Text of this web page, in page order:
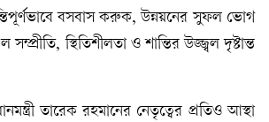
বসবাস করুক, উন্নয়নের সুফল ভোগ
স্থিতিশীলতা ও শান্তির উজ্জ্বল দৃষ্টান্ত
তারেক রহমানের নেতৃত্বের প্রতিও আস্থা